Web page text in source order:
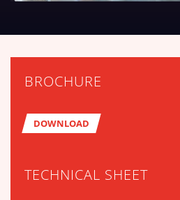
BROCHURE
DOWNLOAD
TECHNICAL SHEET